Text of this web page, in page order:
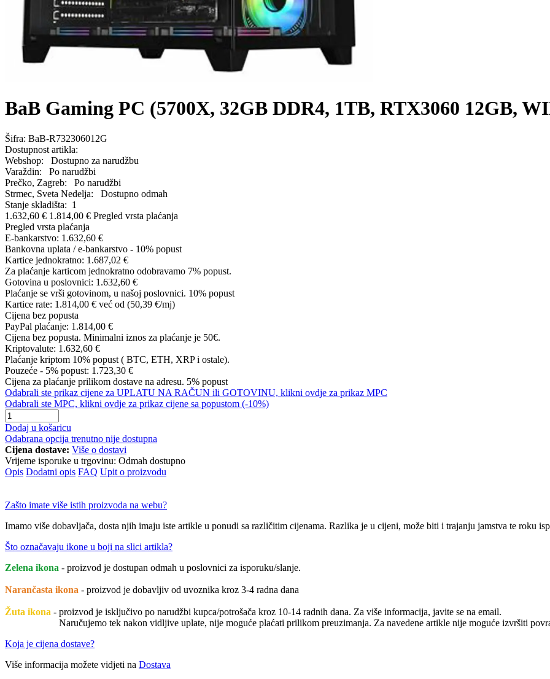
BaB Gaming PC (5700X, 32GB DDR4, 1TB, RTX3060 12GB,
Šifra: BaB-R732306012G
Dostupnost artikla:
Webshop:
Dostupno za narudžbu
Varaždin:
Po narudžbi
Prečko, Zagreb:
Po narudžbi
Strmec, Sveta Nedelja:
Dostupno odmah
Stanje skladišta: 1
1.632,60 € 1.814,00 € Pregled vrsta plaćanja
Pregled vrsta plaćanja
E-bankarstvo: 1.632,60 €
Bankovna uplata / e-bankarstvo - 10% popust
Kartice jednokratno: 1.687,02 €
Za plaćanje karticom jednokratno odobravamo 7% popust.
Gotovina u poslovnici: 1.632,60 €
Plaćanje se vrši gotovinom, u našoj poslovnici. 10% popust
Kartice rate: 1.814,00 € već od (50,39 €/mj)
Cijena bez popusta
PayPal plaćanje: 1.814,00 €
Cijena bez popusta. Minimalni iznos za plaćanje je 50€.
Kriptovalute: 1.632,60 €
Plaćanje kriptom 10% popust ( BTC, ETH, XRP i ostale).
Pouzeće - 5% popust: 1.723,30 €
Cijena za plaćanje prilikom dostave na adresu. 5% popust
Odabrali ste prikaz cijene za UPLATU NA RAČUN ili GOTOVINU, klikni ovdje za prikaz MPC
Odabrali ste MPC, klikni ovdje za prikaz cijene sa popustom (-10%)
Dodaj u košaricu
Odabrana opcija trenutno nije dostupna
Cijena dostave: Više o dostavi
Vrijeme isporuke u trgovinu: Odmah dostupno
Opis Dodatni opis FAQ Upit o proizvodu
Zašto imate više istih proizvoda na webu?
Imamo više dobavljača, dosta njih imaju iste artikle u ponudi sa različitim cijenama. Razlika je u cijeni, može biti i trajanju jamstva te roku
Što označavaju ikone u boji na slici artikla?
Zelena ikona - proizvod je dostupan odmah u poslovnici za isporuku/slanje.
Narančasta ikona - proizvod je dobavljiv od uvoznika kroz 3-4 radna dana
Žuta ikona - proizvod je isključivo po narudžbi kupca/potrošača kroz 10-14 radnih dana. Za više informacija, javite se na email.
Naručujemo tek nakon vidljive uplate, nije moguće plaćati prilikom preuzimanja. Za navedene artikle nije moguće izvršiti
Koja je cijena dostave?
Više informacija možete vidjeti na Dostava